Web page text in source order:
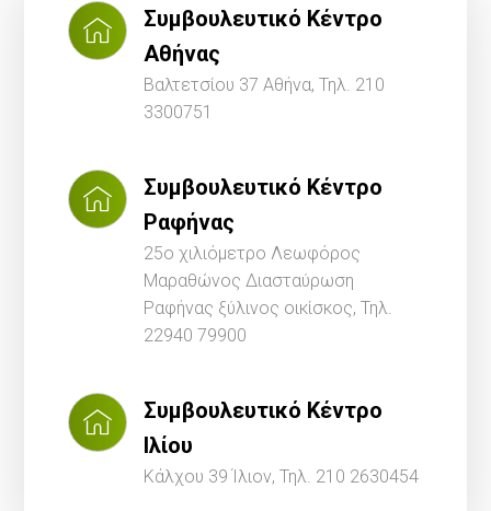
Συμβουλευτικό Κέντρο
Αθήνας
Βαλτετσίου 37 Αθήνα, Τηλ. 210
3300751
Συμβουλευτικό Κέντρο
Ραφήνας
25ο χιλιόμετρο Λεωφόρος
Μαραθώνος Διασταύρωση
Ραφήνας ξύλινος οικίσκος, Τηλ.
22940 79900
Συμβουλευτικό Κέντρο
Ιλίου
Κάλχου 39 Ίλιον, Τηλ. 210 2630454